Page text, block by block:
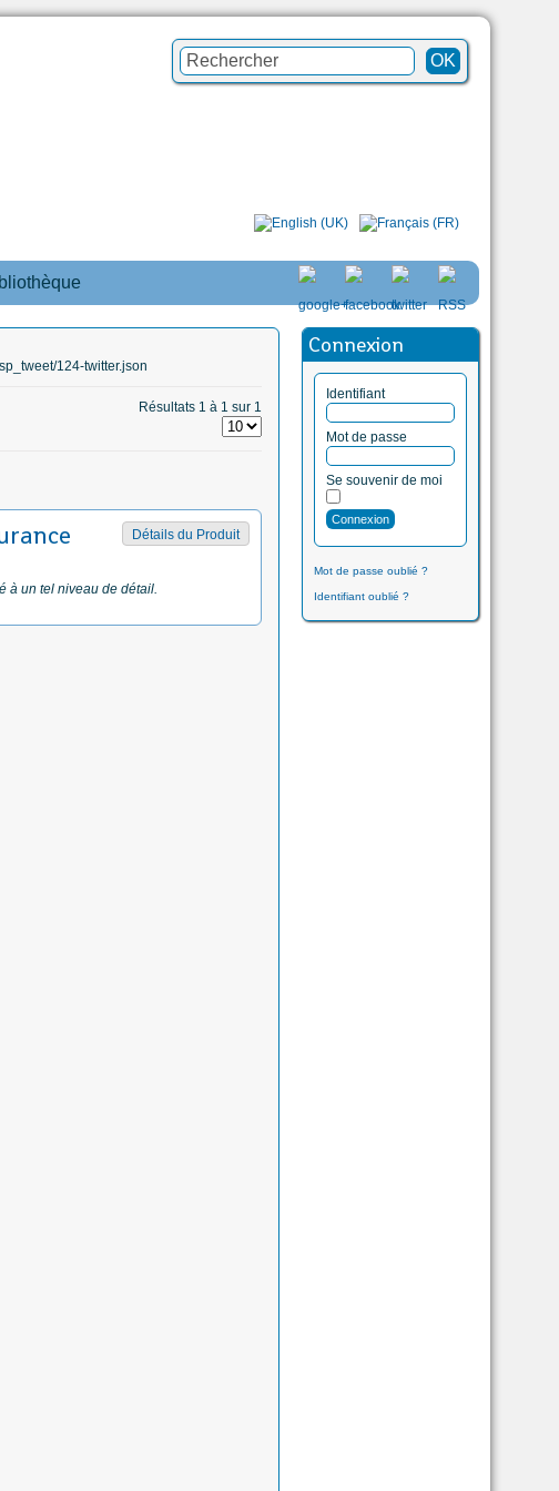
Connexion
Identifiant
Mot de passe
Se souvenir de moi
Mot de passe oublié ?
Identifiant oublié ?
124-twitter.json
Résultats 1 à 1 sur 1
Détails du Produit
à un tel niveau de détail.